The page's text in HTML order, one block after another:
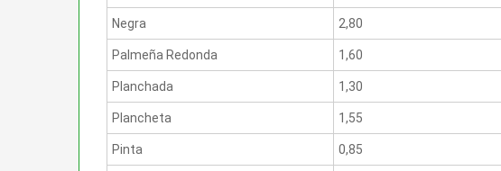
Negra 2,80
Palmeña Redonda 1,60
Planchada 1,30
Plancheta 1,55
Pinta 0,85